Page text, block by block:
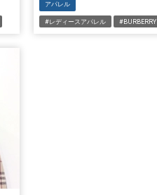
アパレル
#レディースアパレル #BURBERRY